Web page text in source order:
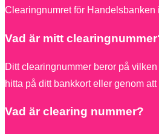
Clearingnumret för Handelsbanken
Vad är mitt
Ditt clearingnummer beror på
hitta på ditt bankkort eller genom
Vad är clearing nummer?